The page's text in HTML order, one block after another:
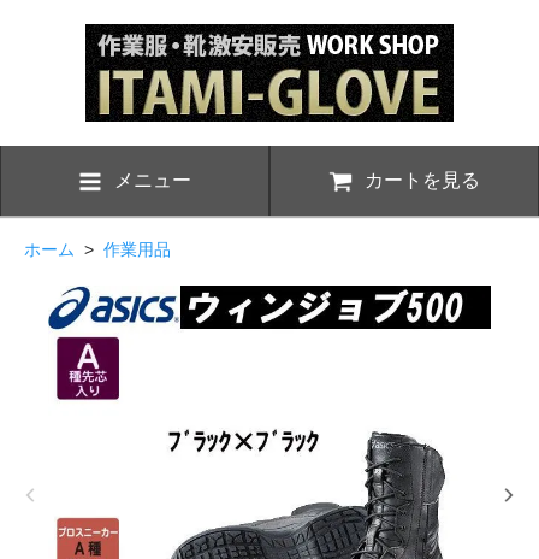
メニュー カートを見る
ホーム > 作業用品